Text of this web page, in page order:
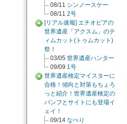
08/11 シンノースケー
08/11 2号
[リアル速報] エチオピアの
世界遺産「アクスム」のテ
ィムカット(トゥムカット)
祭！
03/05 世界遺産ハンター
09/09 1号
世界遺産検定マイスターに
合格！傾向と対策もちょろ
っと紹介！世界遺産検定の
パンフとサイトにも登場イ
ェイ！
09/14 なべり